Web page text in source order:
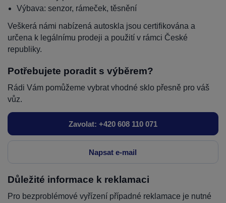
Výbava: senzor, rámeček, těsnění
Veškerá námi nabízená autoskla jsou certifikována a
určena k legálnímu prodeji a použití v rámci České
republiky.
Potřebujete poradit s výběrem?
Rádi Vám pomůžeme vybrat vhodné sklo přesně pro váš
vůz.
Zavolat: +420 608 110 071
Napsat e-mail
Důležité informace k reklamaci
Pro bezproblémové vyřízení případné reklamace je nutné